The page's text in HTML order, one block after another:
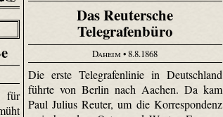
Das Reutersche
Telegrafenbüro
Daheim • 8.8.1868
Die erste Telegrafenlinie in Deutschland
führte von Berlin nach Aachen. Da kam
Paul Julius Reuter, um die Korrespondenz
für